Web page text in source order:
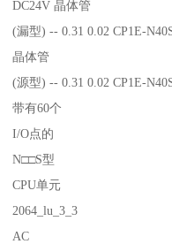
DC24V 晶体管
(漏型) -- 0.31 0.02 CP1E-
晶体管
(源型) -- 0.31 0.02 CP1E-
带有60个
I/O点的
N□□S型
CPU单元
2064_lu_3_3
AC